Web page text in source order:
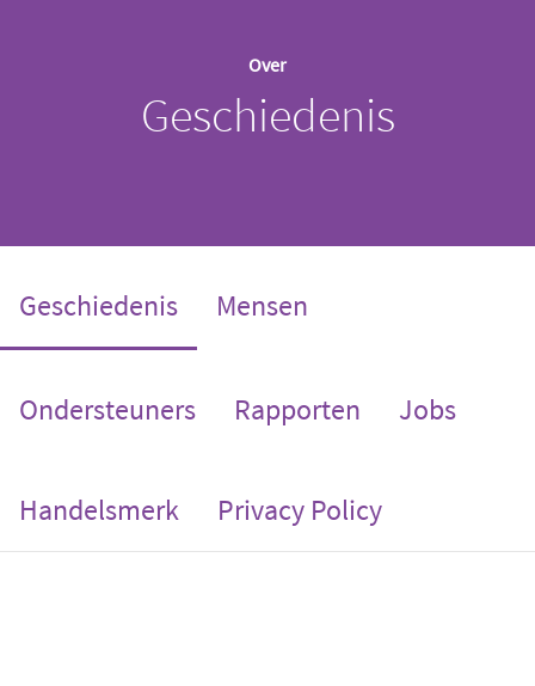
Over
Geschiedenis
Geschiedenis(current)
Mensen
Ondersteuners Rapporten Jobs
Handelsmerk Privacy Policy